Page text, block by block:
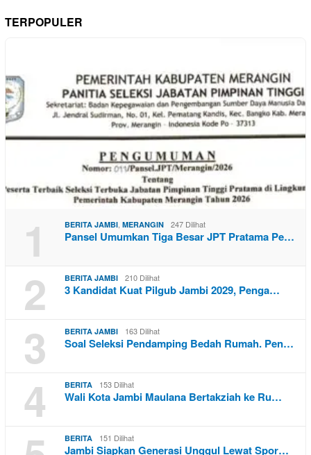
TERPOPULER
1 BERITA JAMBI MERANGIN 247 Dilihat
Pansel Umumkan Tiga Besar JPT Pratama Pe…
2 BERITA JAMBI 210 Dilihat
3 Kandidat Kuat Pilgub Jambi 2029, Penga…
3 BERITA JAMBI 163 Dilihat
Soal Seleksi Pendamping Bedah Rumah. Pen…
4 BERITA 153 Dilihat
Wali Kota Jambi Maulana Bertakziah ke Ru…
BERITA 151 Dilihat
Jambi Siapkan Generasi Unggul Lewat Spor…